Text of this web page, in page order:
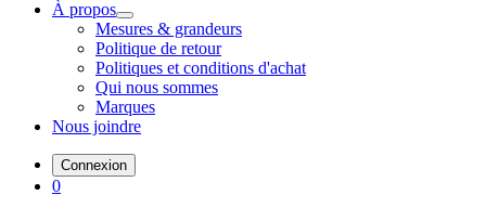
À propos
Mesures & grandeurs
Politique de retour
Politiques et conditions d'achat
Qui nous sommes
Marques
Nous joindre
Connexion
0